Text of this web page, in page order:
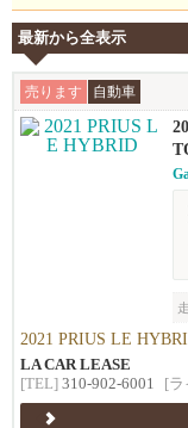
最新から全表示
売ります 自動車
2021 PRIUS LE
LA CAR LEASE
[TEL] 310-902-6001 [